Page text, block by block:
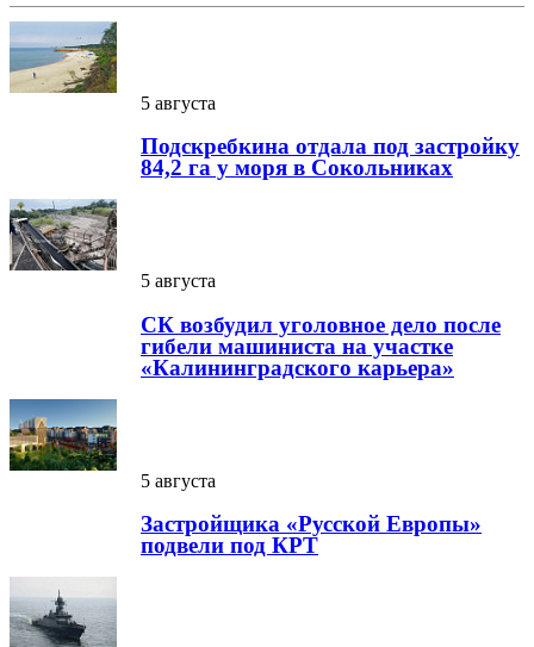
5 августа
Подскребкина отдала под застройку
84,2 га у моря в Сокольниках
5 августа
СК возбудил уголовное дело после
гибели машиниста на участке
«Калининградского карьера»
5 августа
Застройщика «Русской Европы»
подвели под КРТ